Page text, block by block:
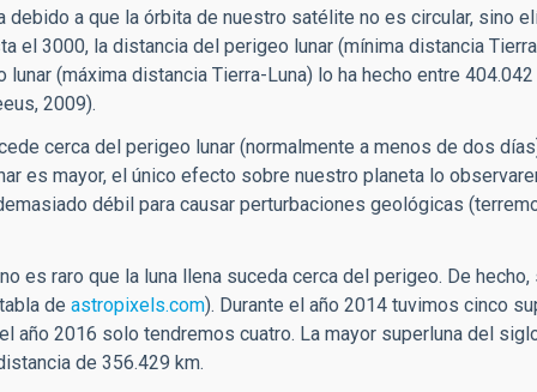
a que la órbita de nuestro satélite no es circular, sino
el 3000, la distancia del perigeo lunar (mínima distancia
(máxima distancia Tierra-Luna) lo ha hecho entre
2009).
cerca del perigeo lunar (normalmente a menos de dos
es mayor, el único efecto sobre nuestro planeta lo
débil para causar perturbaciones geológicas
es raro que la luna llena suceda cerca del perigeo. De hecho,
de astropixels.com). Durante el año 2014 tuvimos cinco
año 2016 solo tendremos cuatro. La mayor superluna del
de 356.429 km.